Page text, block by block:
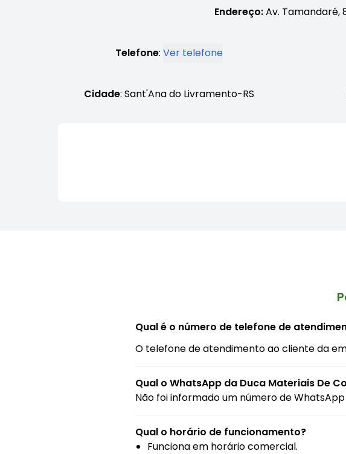
Endereço:Av. Tamandaré,
Telefone: Ver telefone
Cidade: Sant'Ana do Livramento-RS
Qual é o número de telefone de
O telefone de atendimento ao cliente da
Qual o WhatsApp da Duca Materiais De
Não foi informado um número de
Qual o horário de funcionamento?
Funciona em horário comercial.